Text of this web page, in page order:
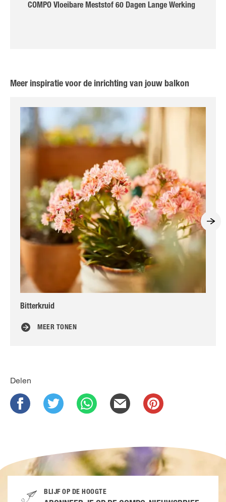
COMPO Vloeibare Meststof 60 Dagen Lange Werking
Meer inspiratie voor de inrichting van jouw balkon
Bitterkruid
MEER TONEN
Delen
BLIJF OP DE HOOGTE